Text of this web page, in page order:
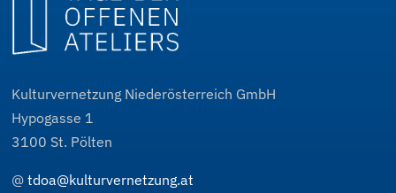
Kulturvernetzung Niederösterreich GmbH
Hypogasse 1
3100 St. Pölten
@tdoa@kulturvernetzung.at